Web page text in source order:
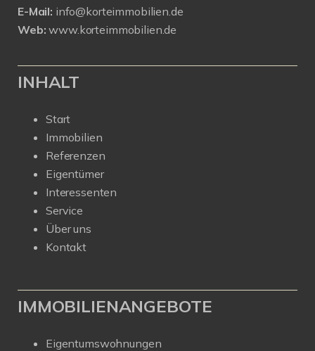
E-Mail: info@korteimmobilien.de
Web: www.korteimmobilien.de
INHALT
Start
Immobilien
Referenzen
Eigentümer
Interessenten
Service
Über uns
Kontakt
IMMOBILIENANGEBOTE
Eigentumswohnungen